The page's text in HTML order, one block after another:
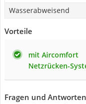
Wasserabweisend
Vorteile
mit Aircomfort
Netzrücken-
Fragen und